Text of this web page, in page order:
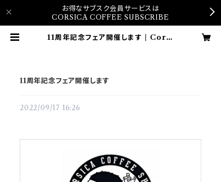
お得なサブスク会員サービスは
CORSICA COFFEE SUBSCRIBE
11周年記念フェア開催します | Corsi
11周年記念フェア開催します
2022/09/17 16:26